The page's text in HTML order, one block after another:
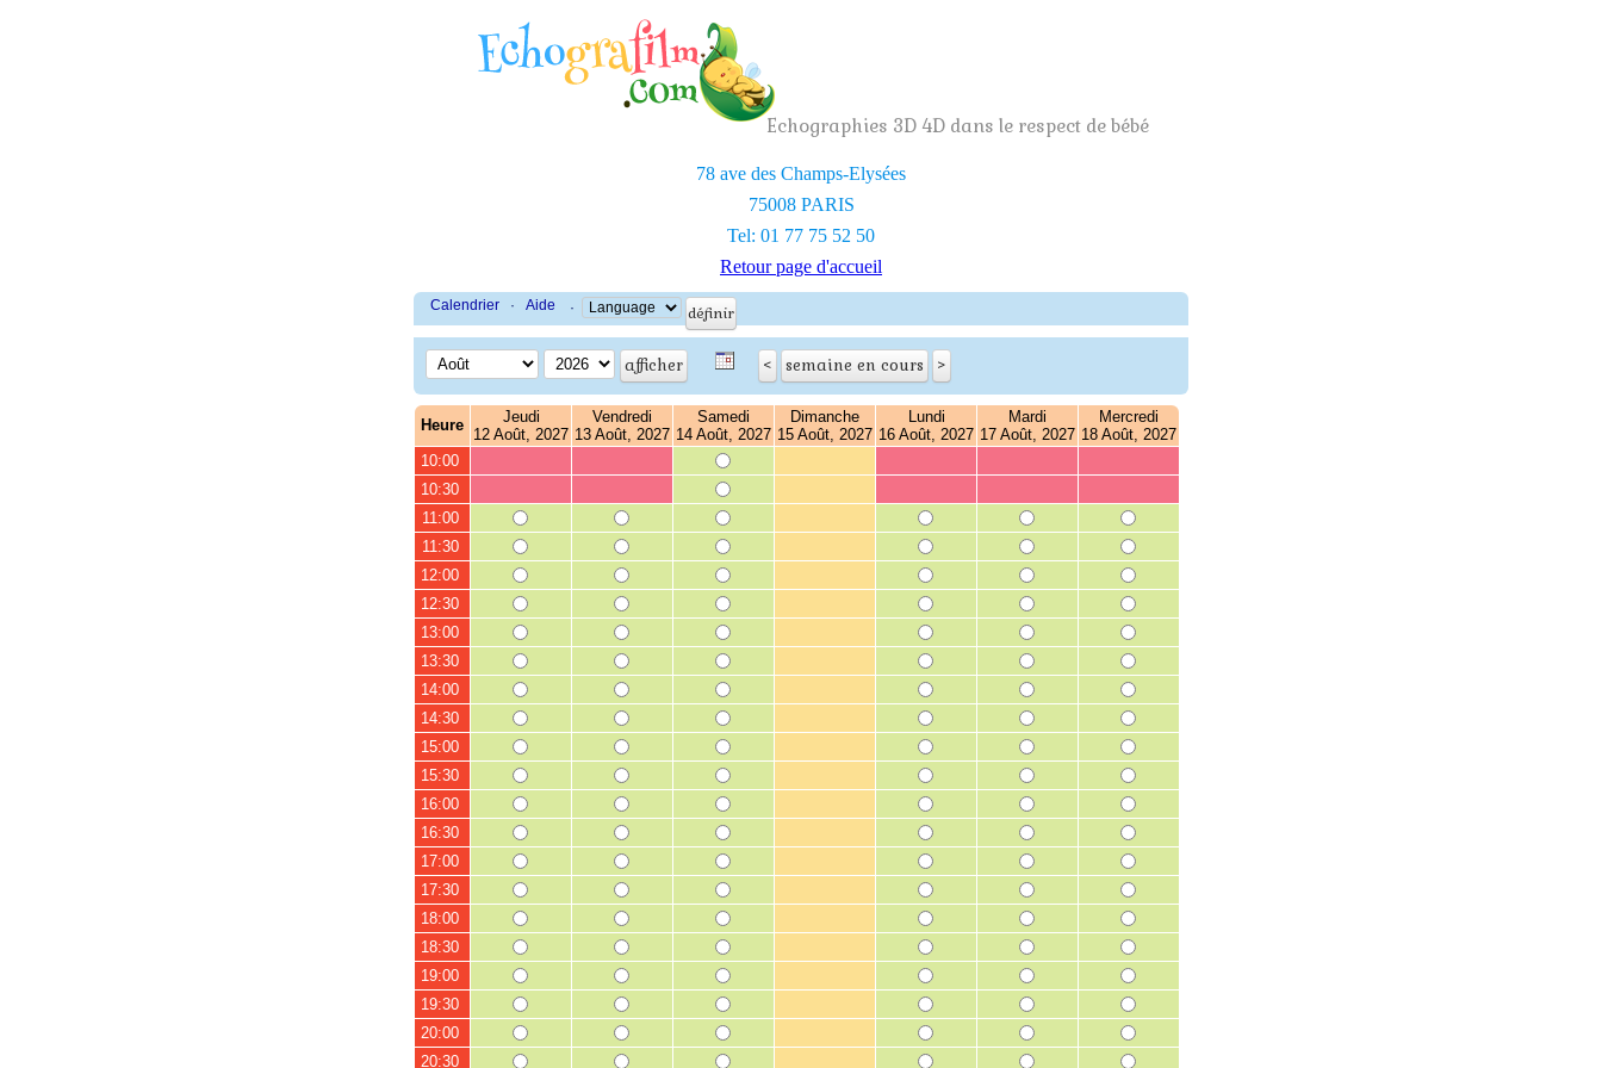
Echographies 3D 4D dans le respect de bébé
78 ave des Champs-Elysées
75008 PARIS
Tel: 01 77 75 52 50
Retour page d'accueil
Calendrier · Aide ·
Heure
Jeudi
12 Août, 2027
Vendredi
13 Août, 2027
Samedi
14 Août, 2027
Dimanche
15 Août, 2027
Lundi
16 Août, 2027
Mardi
17 Août, 2027
Mercredi
18 Août, 2027
10:00
10:30
11:00
11:30
12:00
12:30
13:00
13:30
14:00
14:30
15:00
15:30
16:00
16:30
17:00
17:30
18:00
18:30
19:00
19:30
20:00
20:30